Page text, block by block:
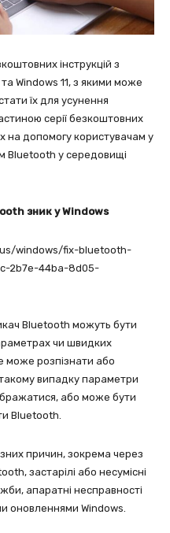
інструкцій з
Windows 11, з якими може
їх для усунення
серії безкоштовних
на допомогу користувачам у
Bluetooth у середовищі
зник у Windows
windows/fix-bluetooth-
2b7e-44ba-8d05-
Bluetooth можуть бути
чи швидких
може розпізнати або
випадку параметри
або може бути
Bluetooth.
причин, зокрема через
застарілі або несумісні
апаратні несправності
оновленнями Windows.